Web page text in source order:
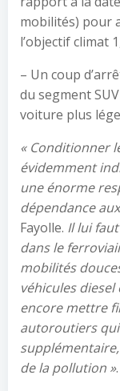
mobilités) pour
l’objectif climat
– Un coup
du segment
voiture plus
« Conditionner
évidemment
une énorme
dépendance
Fayolle. Il lui
dans le
mobilités
véhicules diesel
encore mettre
autoroutiers
de la pollution ».